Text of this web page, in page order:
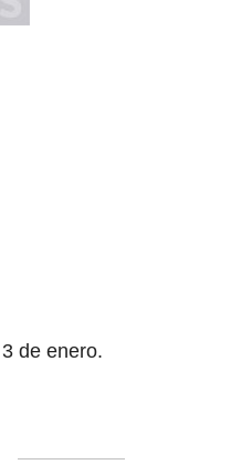
de enero.